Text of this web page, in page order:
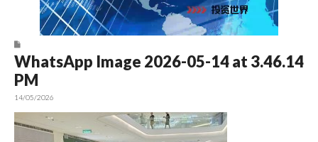
WhatsApp Image 2026-05-14 at 3.46.14
PM
14/05/2026